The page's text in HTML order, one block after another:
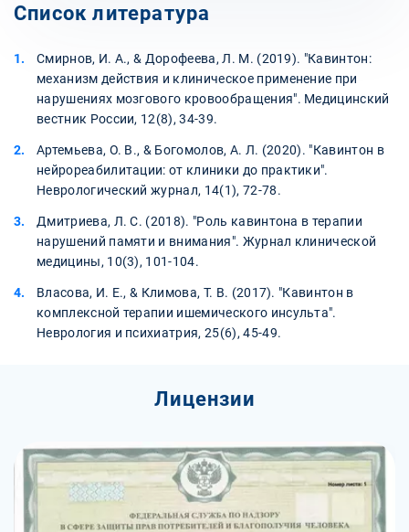
Список литература
Смирнов, И. А., & Дорофеева, Л. М. (2019). "Кавинтон:
механизм действия и клиническое применение при
нарушениях мозгового кровообращения". Медицинский
вестник России, 12(8), 34-39.
Артемьева, О. В., & Богомолов, А. Л. (2020). "Кавинтон в
нейрореабилитации: от клиники до практики".
Неврологический журнал, 14(1), 72-78.
Дмитриева, Л. С. (2018). "Роль кавинтона в терапии
нарушений памяти и внимания". Журнал клинической
медицины, 10(3), 101-104.
Власова, И. Е., & Климова, Т. В. (2017). "Кавинтон в
комплексной терапии ишемического инсульта".
Неврология и психиатрия, 25(6), 45-49.
Лицензии